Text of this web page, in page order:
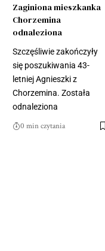
Zaginiona mieszkanka
Chorzemina
odnaleziona
Szczęśliwie zakończyły
się poszukiwania 43-
letniej Agnieszki z
Chorzemina. Została
odnaleziona
0 min czytania